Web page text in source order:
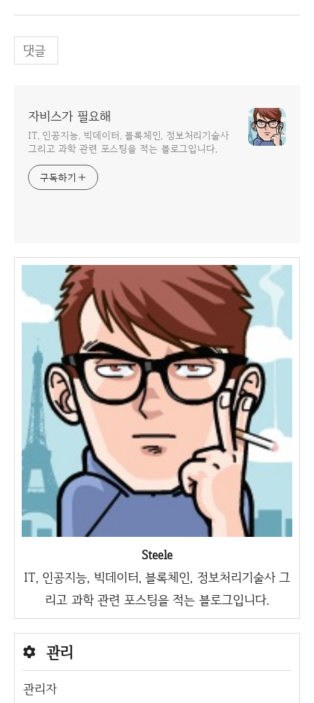
댓글
자비스가 필요해
IT, 인공지능, 빅데이터, 블록체인, 정보처리기술사
그리고 과학 관련 포스팅을 적는 블로그입니다.
구독하기
Steele
IT, 인공지능, 빅데이터, 블록체인, 정보처리기술사 그
리고 과학 관련 포스팅을 적는 블로그입니다.
관리
관리자